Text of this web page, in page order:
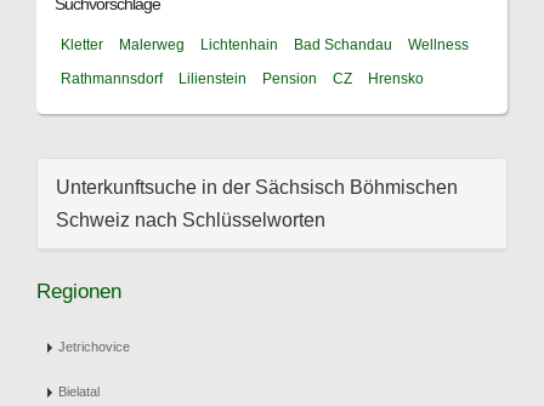
Kletter Malerweg Lichtenhain Bad Schandau
Wellness
Rathmannsdorf
Lilienstein Pension CZ Hrensko
Unterkunftsuche in der Sächsisch Böhmischen
Schweiz nach Schlüsselworten
Regionen
Jetrichovice
Bielatal